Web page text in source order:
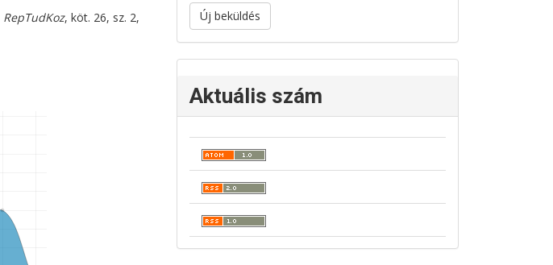
RepTudKoz, köt. 26, sz. 2,
Új beküldés
Aktuális szám